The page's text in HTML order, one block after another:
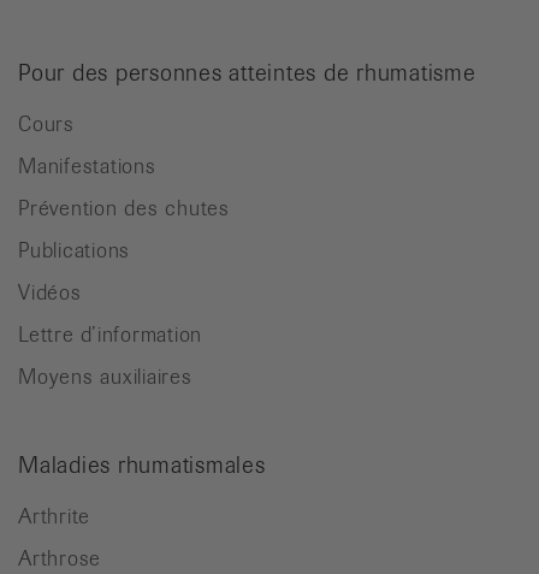
Pour des personnes atteintes de rhumatisme
Cours
Manifestations
Prévention des chutes
Publications
Vidéos
Lettre d’information
Moyens auxiliaires
Maladies rhumatismales
Arthrite
Arthrose